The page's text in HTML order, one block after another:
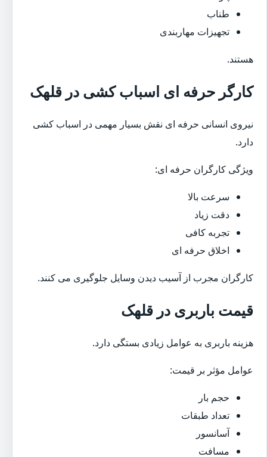
طناب
تجهیزات مهاربندی
هستند.
کارگر حرفه ای اسباب کشی در قلهک
نیروی انسانی حرفه ای نقش بسیار مهمی در اسباب کشی
دارد.
ویژگی کارگران حرفه ای:
سرعت بالا
دقت زیاد
تجربه کافی
اخلاق حرفه ای
کارگران مجرب از آسیب دیدن وسایل جلوگیری می کنند.
قیمت باربری در قلهک
هزینه باربری به عوامل زیادی بستگی دارد.
عوامل مؤثر بر قیمت:
حجم بار
تعداد طبقات
آسانسور
مسافت